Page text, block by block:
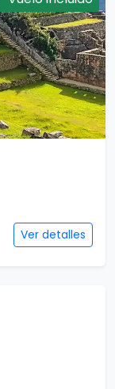
Ver detalles